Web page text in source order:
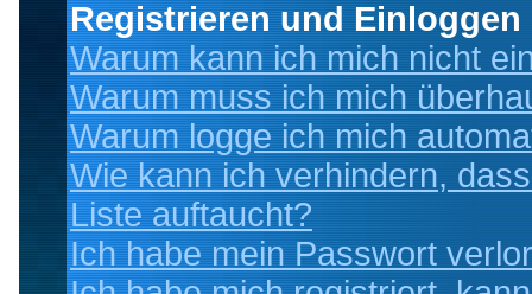
Registrieren und Einloggen
Warum kann ich mich nicht
Warum muss ich mich
Warum logge ich mich
Wie kann ich verhindern,
Liste auftaucht?
Ich habe mein Passwort